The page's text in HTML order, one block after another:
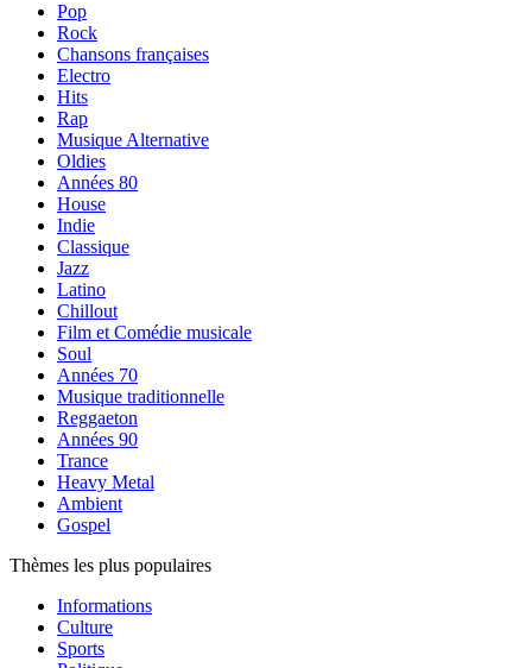
Pop
Rock
Chansons françaises
Electro
Hits
Rap
Musique Alternative
Oldies
Années 80
House
Indie
Classique
Jazz
Latino
Chillout
Film et Comédie musicale
Soul
Années 70
Musique traditionnelle
Reggaeton
Années 90
Trance
Heavy Metal
Ambient
Gospel
Thèmes les plus populaires
Informations
Culture
Sports